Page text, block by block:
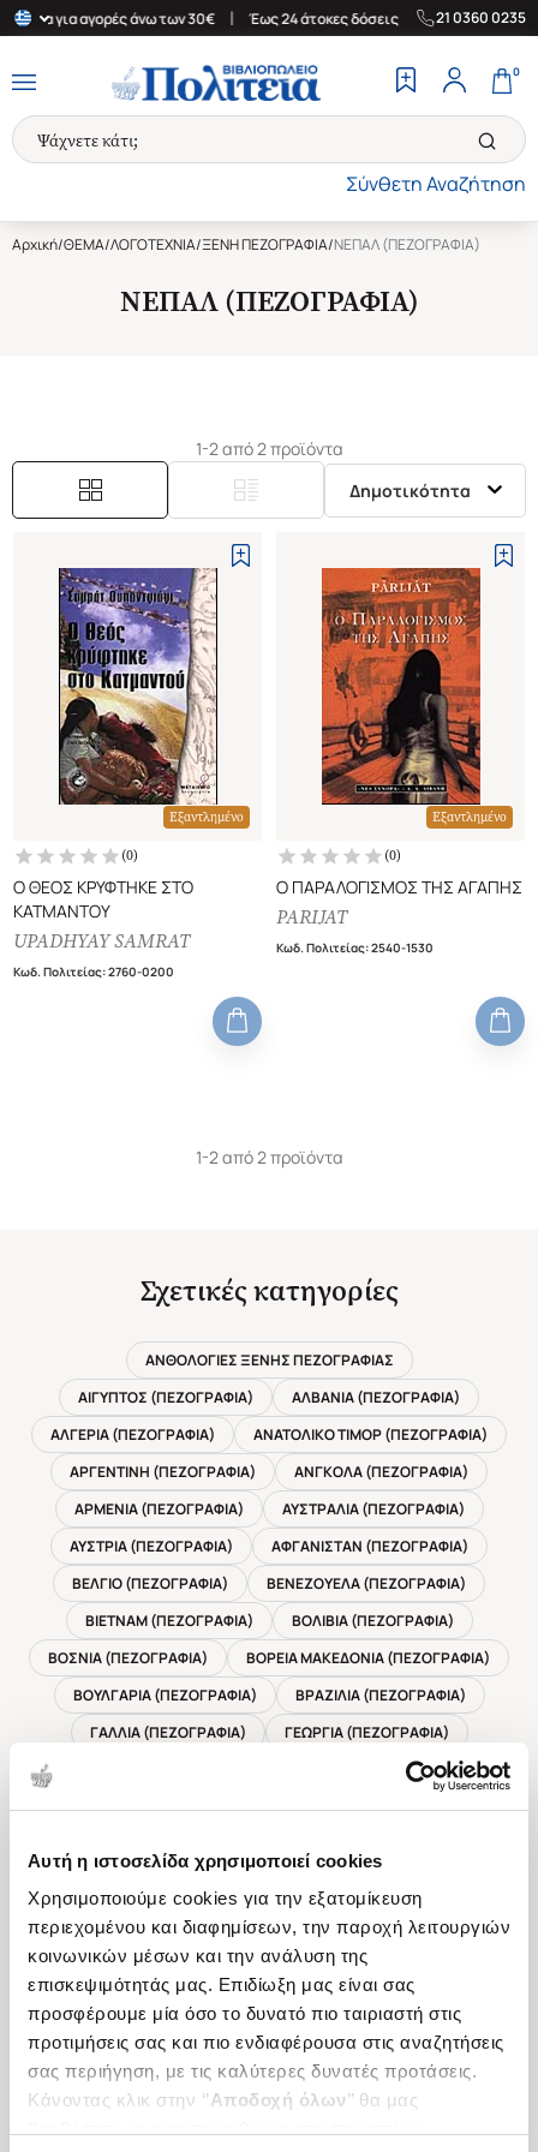
Αυτή η ιστοσελίδα χρησιμοποιεί cookies
Χρησιμοποιούμε cookies για την εξατομίκευση
περιεχομένου και διαφημίσεων, την παροχή λειτουργιών
κοινωνικών μέσων και την ανάλυση της
επισκεψιμότητάς μας. Επιδίωξη μας είναι σας
προσφέρουμε μία όσο το δυνατό πιο ταιριαστή στις
προτιμήσεις σας και πιο ενδιαφέρουσα στις αναζητήσεις
σας περιήγηση, με τις καλύτερες δυνατές προτάσεις.
Κάνοντας κλικ στην ‘’Αποδοχή όλων’’ θα μας
για αγορές άνω των 30€ Έως 24 άτοκες δόσεις | Δωρεάν
21 0360 0235
Σύνθετη Αναζήτηση
0
Αρχική/ΘΕΜΑ/ΛΟΓΟΤΕΧΝΙΑ/ΞΕΝΗ ΠΕΖΟΓΡΑΦΙΑ/ΝΕΠΑΛ (ΠΕΖΟΓΡΑΦΙΑ)
ΝΕΠΑΛ (ΠΕΖΟΓΡΑΦΙΑ)
1-2 από 2 προϊόντα
Δημοτικότητα
Εξαντλημένο
(0)
Ο ΘΕΟΣ ΚΡΥΦΤΗΚΕ ΣΤΟ
ΚΑΤΜΑΝΤΟΥ
UPADHYAY SAMRAT
Κωδ. Πολιτείας:2760-0200
Εξαντλημένο
(0)
Ο ΠΑΡΑΛΟΓΙΣΜΟΣ ΤΗΣ ΑΓΑΠΗΣ
PARIJAT
Κωδ. Πολιτείας:2540-1530
1-2 από 2 προϊόντα
Σχετικές κατηγορίες
ΑΝΘΟΛΟΓΙΕΣ ΞΕΝΗΣ ΠΕΖΟΓΡΑΦΙΑΣ
ΑΙΓΥΠΤΟΣ (ΠΕΖΟΓΡΑΦΙΑ)
ΑΛΒΑΝΙΑ (ΠΕΖΟΓΡΑΦΙΑ)
ΑΛΓΕΡΙΑ (ΠΕΖΟΓΡΑΦΙΑ)
ΑΝΑΤΟΛΙΚΟ ΤΙΜΟΡ (ΠΕΖΟΓΡΑΦΙΑ)
ΑΡΓΕΝΤΙΝΗ (ΠΕΖΟΓΡΑΦΙΑ)
ΑΝΓΚΟΛΑ (ΠΕΖΟΓΡΑΦΙΑ)
ΑΡΜΕΝΙΑ (ΠΕΖΟΓΡΑΦΙΑ)
ΑΥΣΤΡΑΛΙΑ (ΠΕΖΟΓΡΑΦΙΑ)
ΑΥΣΤΡΙΑ (ΠΕΖΟΓΡΑΦΙΑ)
ΑΦΓΑΝΙΣΤΑΝ (ΠΕΖΟΓΡΑΦΙΑ)
ΒΕΛΓΙΟ (ΠΕΖΟΓΡΑΦΙΑ)
ΒΕΝΕΖΟΥΕΛΑ (ΠΕΖΟΓΡΑΦΙΑ)
ΒΙΕΤΝΑΜ (ΠΕΖΟΓΡΑΦΙΑ)
ΒΟΛΙΒΙΑ (ΠΕΖΟΓΡΑΦΙΑ)
ΒΟΣΝΙΑ (ΠΕΖΟΓΡΑΦΙΑ)
ΒΟΡΕΙΑ ΜΑΚΕΔΟΝΙΑ (ΠΕΖΟΓΡΑΦΙΑ)
ΒΟΥΛΓΑΡΙΑ (ΠΕΖΟΓΡΑΦΙΑ)
ΒΡΑΖΙΛΙΑ (ΠΕΖΟΓΡΑΦΙΑ)
ΓΑΛΛΙΑ (ΠΕΖΟΓΡΑΦΙΑ)
ΓΕΩΡΓΙΑ (ΠΕΖΟΓΡΑΦΙΑ)
ΓΟΥΑΤΕΜΑΛΑ (ΠΕΖΟΓΡΑΦΙΑ)
ΔΑΝΙΑ (ΠΕΖΟΓΡΑΦΙΑ)
ΕΛΒΕΤΙΑ (ΠΕΖΟΓΡΑΦΙΑ)
ΙΑΠΩΝΙΑ (ΠΕΖΟΓΡΑΦΙΑ)
ΙΝΔΙΑ (ΠΕΖΟΓΡΑΦΙΑ)
ΙΝΔΟΝΗΣΙΑ (ΠΕΖΟΓΡΑΦΙΑ)
ΙΡΑΝ / ΠΕΡΣΙΑ (ΠΕΖΟΓΡΑΦΙΑ)
ΙΡΑΚ (ΠΕΖΟΓΡΑΦΙΑ)
ΙΡΛΑΝΔΙΑ (ΠΕΖΟΓΡΑΦΙΑ)
ΙΣΗΜΕΡΙΝΟΣ/ΕΚΟΥΑΔΟΡ (ΠΕΖΟΓΡΑΦΙΑ)
ΙΣΛΑΝΔΙΑ (ΠΕΖΟΓΡΑΦΙΑ)
ΙΣΠΑΝΙΑ (ΠΕΖΟΓΡΑΦΙΑ)
ΙΣΡΑΗΛ (ΠΕΖΟΓΡΑΦΙΑ)
ΙΤΑΛΙΑ (ΠΕΖΟΓΡΑΦΙΑ)
ΚΑΜΕΡΟΥΝ (ΠΕΖΟΓΡΑΦΙΑ)
ΚΑΝΑΔΑΣ (ΠΕΖΟΓΡΑΦΙΑ)